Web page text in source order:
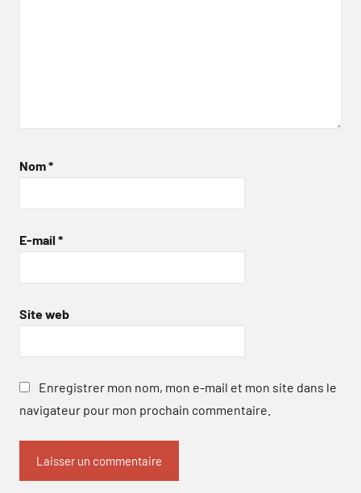
Nom*
E-mail *
Site web
Enregistrer mon nom, mon e-mail et mon site dans le
navigateur pour mon prochain commentaire.